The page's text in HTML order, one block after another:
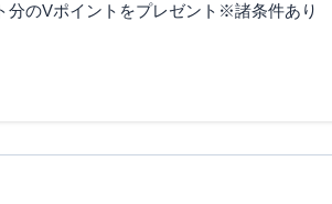
分のVポイントをプレゼント※諸条件あり